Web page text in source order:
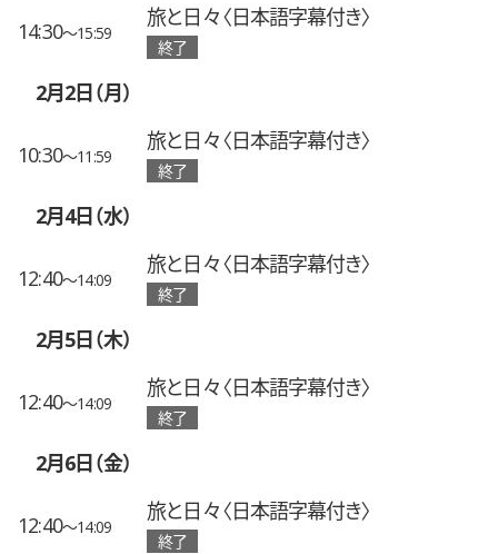
14:30〜15:59
旅と日々〈日本語字幕付き〉
終了
2月2日（月）
10:30〜11:59
旅と日々〈日本語字幕付き〉
終了
2月4日（水）
12:40〜14:09
旅と日々〈日本語字幕付き〉
終了
2月5日（木）
12:40〜14:09
旅と日々〈日本語字幕付き〉
終了
2月6日（金）
12:40〜14:09
旅と日々〈日本語字幕付き〉
終了